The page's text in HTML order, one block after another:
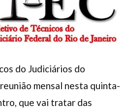
do Judiciários do
mensal nesta quinta-
que vai tratar das